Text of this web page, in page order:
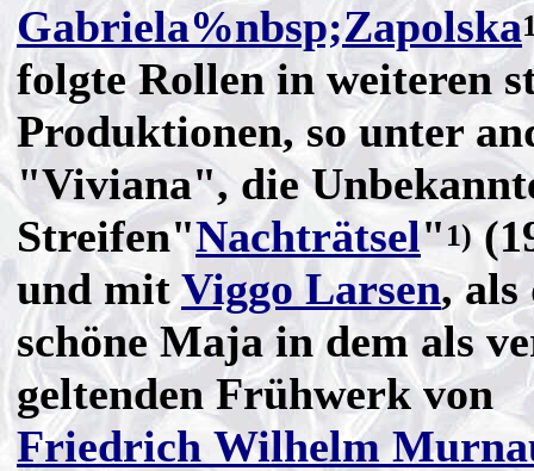
Gabriela%nbsp;Zapolska
folgte Rollen in weiteren
Produktionen, so unter
"Viviana", die
Streifen"Nachträtsel"1)
und mitViggo Larsen, als
schöne Maja in dem als
geltenden Frühwerk von
Friedrich Wilhelm